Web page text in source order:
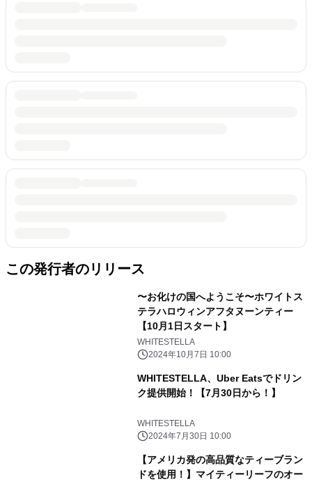
この発行者のリリース
〜お化けの国へようこそ〜ホワイトス
テラハロウィンアフタヌーンティー
【10月1日スタート】
WHITESTELLA
2024年10月7日 10:00
WHITESTELLA、Uber Eatsでドリン
ク提供開始！【7月30日から！】
WHITESTELLA
2024年7月30日 10:00
【アメリカ発の高品質なティーブラン
ドを使用！】マイティーリーフのオー